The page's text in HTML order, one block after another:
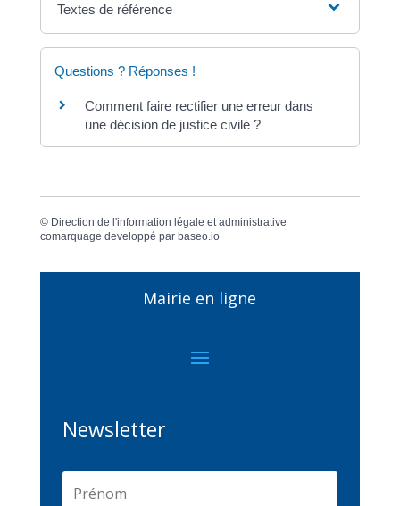
Textes de référence
Questions ? Réponses !
Comment faire rectifier une erreur dans
une décision de justice civile ?
© Direction de l'information légale et administrative
comarquage developpé par baseo.io
Mairie en ligne
Newsletter